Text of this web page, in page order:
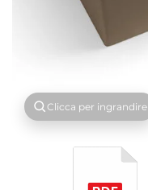
Clicca per ingrandire